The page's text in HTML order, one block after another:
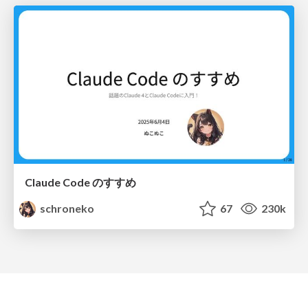
Claude Code のすすめ
schroneko
67 230k